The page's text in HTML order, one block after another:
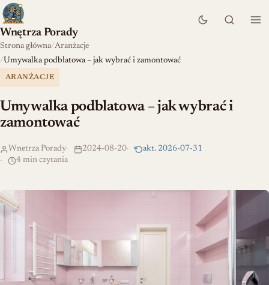
Wnętrza Porady
Strona główna Aranżacje
Umywalka podblatowa – jak wybrać i zamontować
ARANŻACJE
Umywalka podblatowa – jak wybrać i
zamontować
Wnetrza Porady 2024-08-20
akt. 2026-07-31
4 min czytania